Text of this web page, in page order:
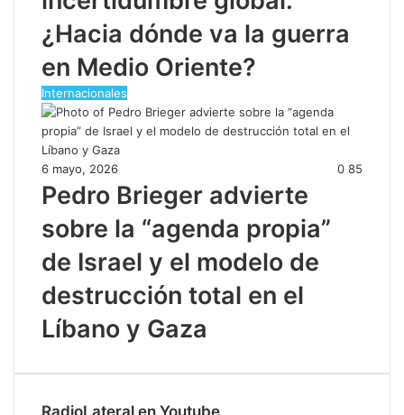
¿Hacia dónde va la guerra
en Medio Oriente?
Internacionales
6 mayo, 2026 0 85
Pedro Brieger advierte
sobre la “agenda propia”
de Israel y el modelo de
destrucción total en el
Líbano y Gaza
RadioLateral en Youtube